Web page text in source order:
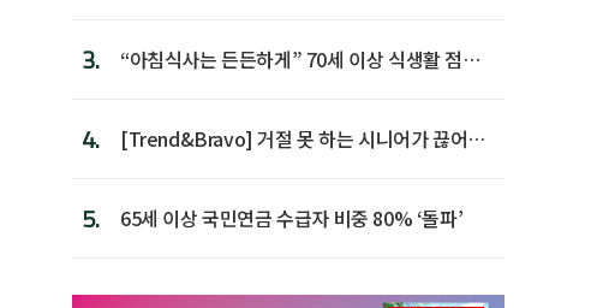
3.
“아침식사는 든든하게” 70세 이상 식생활 점수
4.
[Trend&Bravo] 거절 못 하는 시니어가 끊어야
5. 65세 이상 국민연금 수급자 비중 80% ‘돌파’